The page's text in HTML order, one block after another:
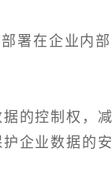
署在企业内
的控制权，
企业数据的